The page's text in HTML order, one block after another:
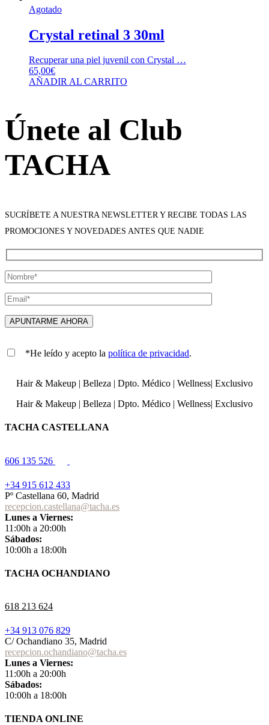
Agotado
Crystal retinal 3 30ml
Recuperar una piel juvenil con Crystal …
65,00€
AÑADIR AL CARRITO
Únete al Club
TACHA
SUCRÍBETE A NUESTRA NEWSLETTER Y RECIBE TODAS LAS
PROMOCIONES Y NOVEDADES ANTES QUE NADIE
*He leído y acepto la política de privacidad.
Hair & Makeup | Belleza | Dpto. Médico | Wellness| Exclusivo
Hair & Makeup | Belleza | Dpto. Médico | Wellness| Exclusivo
TACHA CASTELLANA
606 135 526
+34 915 612 433
Pº Castellana 60, Madrid
recepcion.castellana@tacha.es
Lunes a Viernes:
11:00h a 20:00h
Sábados:
10:00h a 18:00h
TACHA OCHANDIANO
618 213 624
+34 913 076 829
C/ Ochandiano 35, Madrid
recepcion.ochandiano@tacha.es
Lunes a Viernes:
11:00h a 20:00h
Sábados:
10:00h a 18:00h
TIENDA ONLINE